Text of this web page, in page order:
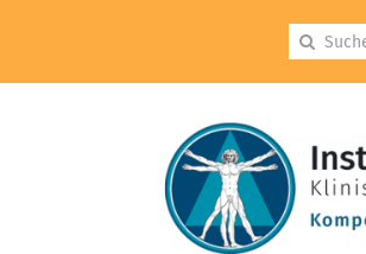
Suche
nach: